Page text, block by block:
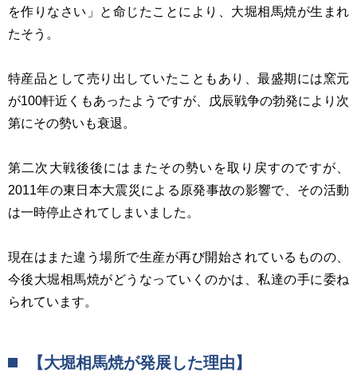
を作りなさい」と命じたことにより、大堀相馬焼が生まれ
たそう。
特産品として売り出していたこともあり、最盛期には窯元
が100軒近くもあったようですが、戊辰戦争の勃発により次
第にその勢いも衰退。
第二次大戦後後にはまたその勢いを取り戻すのですが、
2011年の東日本大震災による原発事故の影響で、その活動
は一時停止されてしまいました。
現在はまた違う場所で生産が再び開始されているものの、
今後大堀相馬焼がどうなっていくのかは、私達の手に委ね
られています。
【大堀相馬焼が発展した理由】